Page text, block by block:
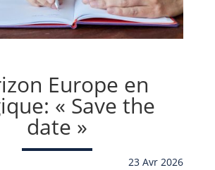
Europe en
« Save the
date »
23 Avr 2026